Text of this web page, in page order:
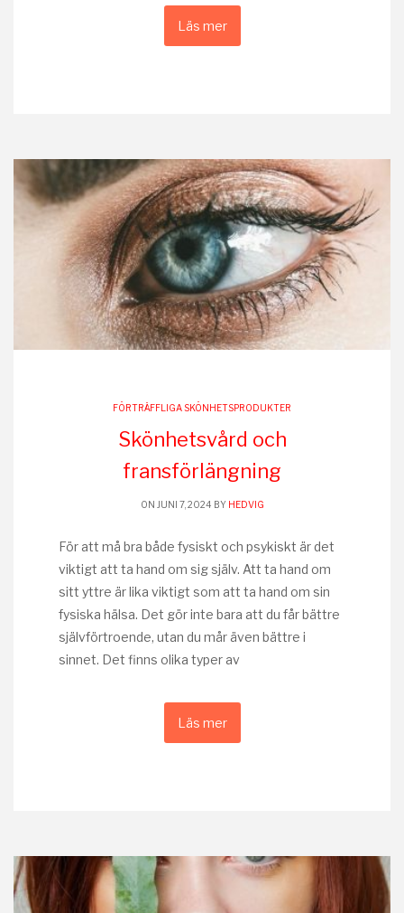
Läs mer
FÖRTRÄFFLIGA SKÖNHETSPRODUKTER
Skönhetsvård och
fransförlängning
ON JUNI 7, 2024 BY HEDVIG
För att må bra både fysiskt och psykiskt är det
viktigt att ta hand om sig själv. Att ta hand om
sitt yttre är lika viktigt som att ta hand om sin
fysiska hälsa. Det gör inte bara att du får bättre
självförtroende, utan du mår även bättre i
sinnet. Det finns olika typer av
Läs mer